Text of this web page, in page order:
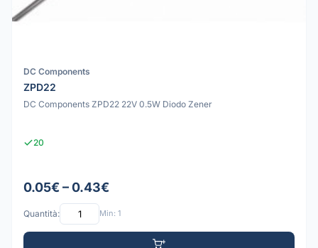
DC Components
ZPD22
DC Components ZPD22 22V 0.5W Diodo Zener
20
0.05€ – 0.43€
Quantità: Min: 1